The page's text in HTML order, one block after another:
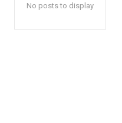
No posts to display